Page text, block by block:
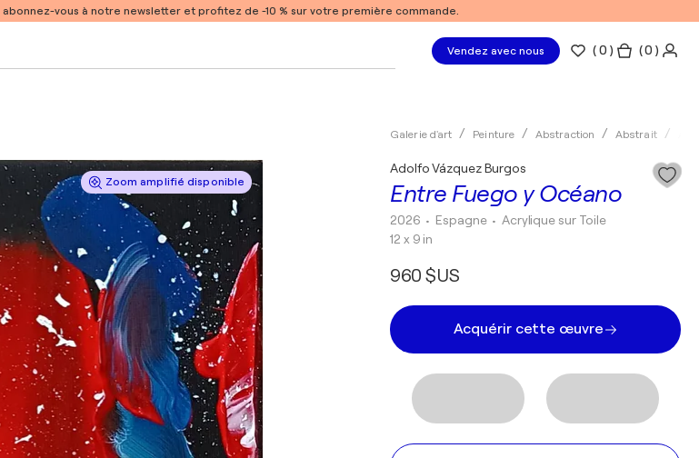
abonnez-vous à notre newsletter et profitez de -10 % sur votre première commande.
Vendez avec nous (0 ) ( 0 )
Zoom amplifié disponible
Galerie d'art Peinture Abstraction Abstrait
Entre Fuego y Océano
Adolfo Vázquez Burgos
2026 • Espagne • Acrylique sur Toile
12 x 9 in
960 $US
Acquérir cette œuvre